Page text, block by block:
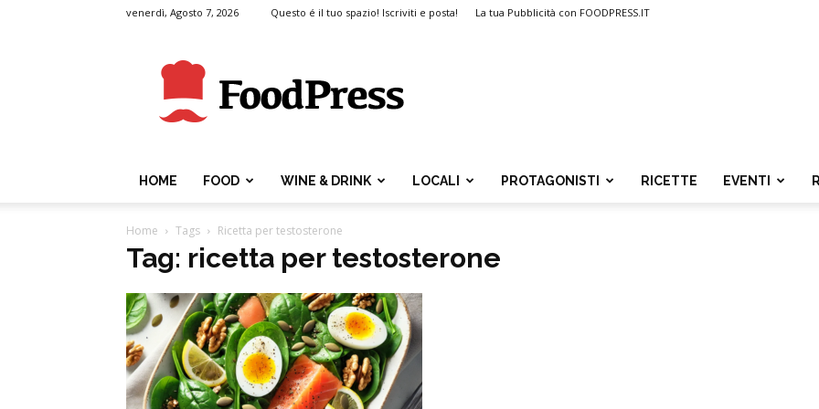
venerdì, Agosto 7, 2026 Questo é il tuo spazio! Iscriviti e posta! La tua Pubblicità con FOODPRESS.IT
FoodPress
HOME FOOD WINE & DRINK LOCALI PROTAGONISTI RICETTE EVENTI
Home Tags Ricetta per testosterone
Tag: ricetta per testosterone